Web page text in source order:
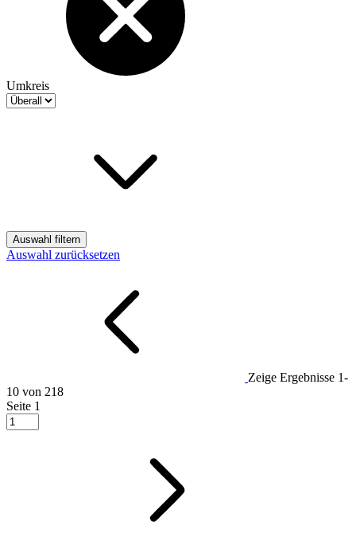
Umkreis
Auswahl filtern
Auswahl zurücksetzen
Zeige Ergebnisse 1-
10 von 218
Seite 1